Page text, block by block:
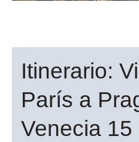
Itinerario:
París a
Venecia 15